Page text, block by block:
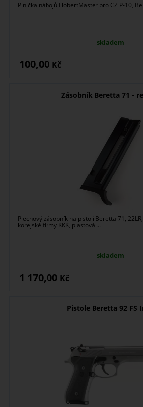
Plnička nábojů FlobertMaster pro CZ P-10,
skladem
100,00 Kč
Zásobník Beretta 71 -
Plechový zásobník na pistoli Beretta 71,
korejské firmy KKK, plastová ...
skladem
1 170,00 Kč
Pistole Beretta 92 FS